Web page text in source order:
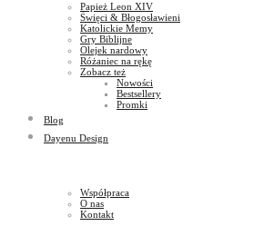
Papież Leon XIV
Święci & Błogosławieni
Katolickie Memy
Gry Biblijne
Olejek nardowy
Różaniec na rękę
Zobacz też
Nowości
Bestsellery
Promki
Blog
Dayenu Design
Współpraca
O nas
Kontakt